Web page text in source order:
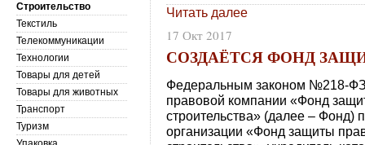
Читать далее
17 Окт 2017
СОЗДАЁТСЯ ФОНД
Федеральным законом №218-ФЗ
правовой компании «Фонд
строительства» (далее – Фонд)
организации «Фонд защиты
Строительство
Текстиль
Телекоммуникации
Технологии
Товары для детей
Товары для животных
Транспорт
Туризм